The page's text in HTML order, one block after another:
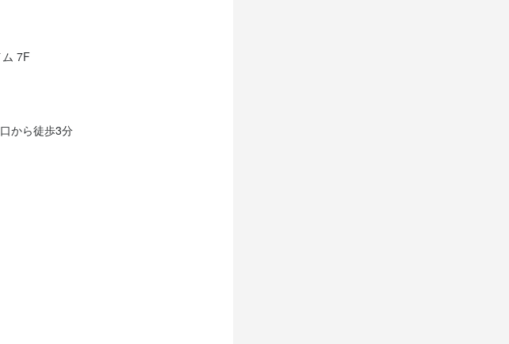
道産ホタテ
7F
から徒歩3分